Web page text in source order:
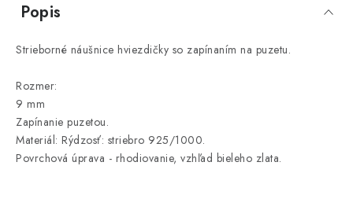
Popis
Strieborné náušnice hviezdičky so zapínaním na puzetu.
Rozmer:
9 mm
Zapínanie puzetou.
Materiál: Rýdzosť: striebro 925/1000.
Povrchová úprava - rhodiovanie, vzhľad bieleho zlata.